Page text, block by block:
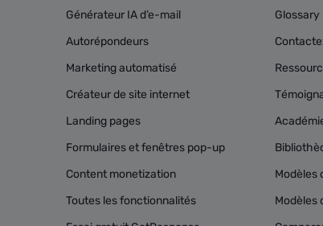
Générateur IA d’e-mail
Autorépondeurs
Marketing automatisé
Créateur de site internet
Landing pages
Formulaires et fenêtres pop-up
Content monetization
Toutes les fonctionnalités
Glossary
Modèles
Modèles